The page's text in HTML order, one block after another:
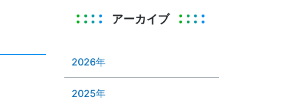
アーカイブ
2026年
2025年